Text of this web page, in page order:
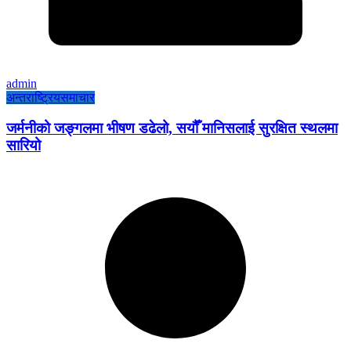
admin
अन्तराष्ट्रियसमाचार
जर्मनीको जङ्गलमा भीषण डढेलो, सयौँ मानिसलाई सुरक्षित स्थलमा
सारियो